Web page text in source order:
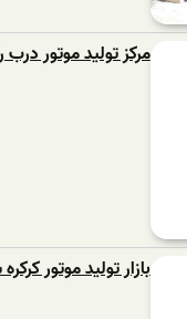
مرکز تولید موتور درب
بازار تولید موتور